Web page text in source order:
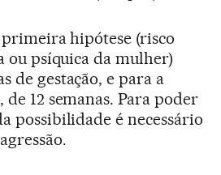
hipótese (risco
ou psíquica da mulher)
de gestação, e para a
de 12 semanas. Para poder
possibilidade é necessário